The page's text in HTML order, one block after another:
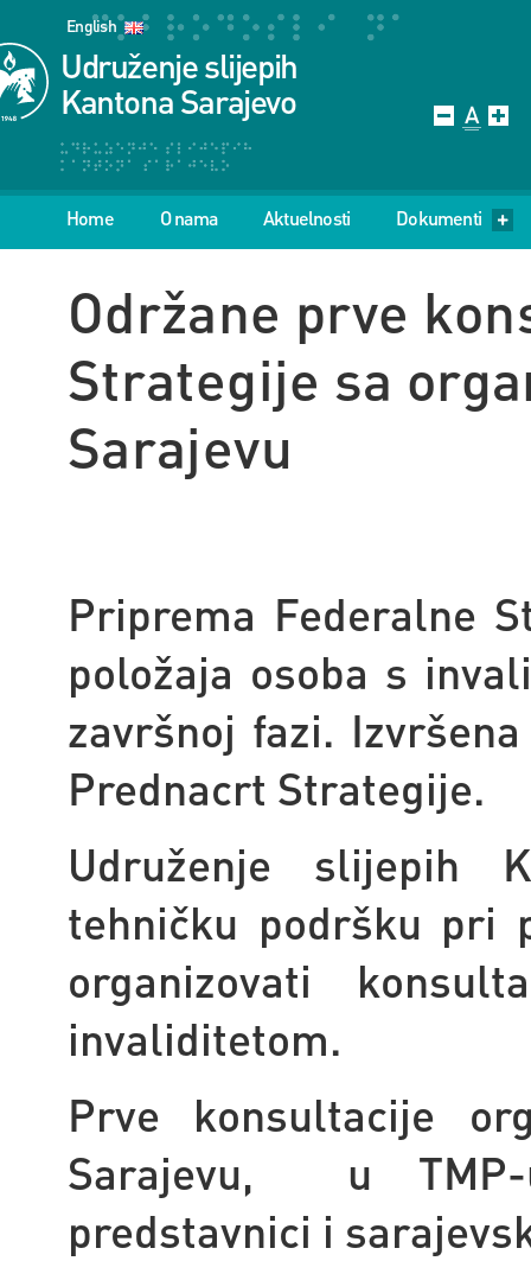
English
Udruženje slijepih
Kantona Sarajevo
Home O nama Aktuelnosti Dokumenti
Održane prve
Strategije sa
Sarajevu
Priprema Federalne
položaja osoba s
završnoj fazi.
Prednacrt Strategije.
Udruženje slijepih
tehničku podršku pri
organizovati
invaliditetom.
Prve konsultacije
Sarajevu, u
predstavnici i